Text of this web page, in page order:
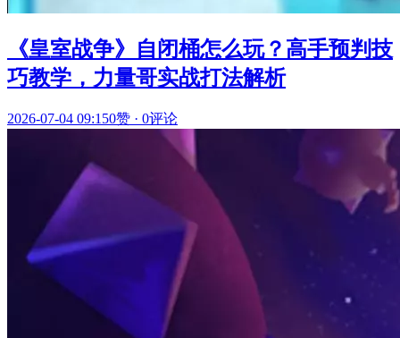
《皇室战争》自闭桶怎么玩？高手预判技
巧教学，力量哥实战打法解析
2026-07-04 09:150赞 · 0评论